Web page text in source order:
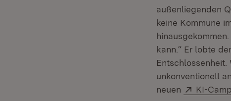
außenliegenden
keine Kommune
kann.“ Er lobte
Entschlossenheit.
unkonventionell
neuen
Extern:
KI-